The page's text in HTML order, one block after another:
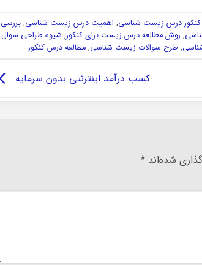
کنکور درس زیست شناسی, اهمیت درس زیست شناسی, بررسی
, روش مطالعه درس زیست برای کنکور, شیوه طراحی سوال
, طرح سوالات زیست شناسی, مطالعه درس کنکور
کسب درآمد اینترنتی بدون سرمایه
شده‌اند *